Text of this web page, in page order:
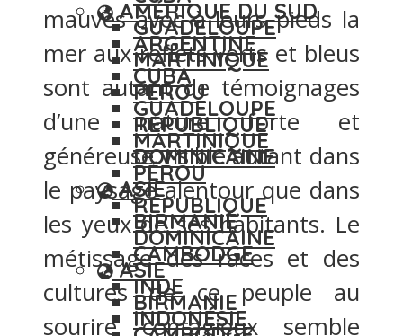
GUADELOUPE
MARTINIQUE
PÉROU
RÉPUBLIQUE
DOMINICAINE
ASIE
BIRMANIE
CAMBODGE
INDE
INDONÉSIE
AMÉRIQUE DU SUD
ARGENTINE
CUBA
GUADELOUPE
MARTINIQUE
PÉROU
RÉPUBLIQUE
DOMINICAINE
ASIE
BIRMANIE
mauves avec à leurs pieds la
mer aux reflets verts et bleus
sont autant de témoignages
d’une nature forte et
généreuse visible autant dans
le paysage alentour que dans
les yeux de ses habitants. Le
métissage des races et des
cultures de ce peuple au
sourire contagieux semble